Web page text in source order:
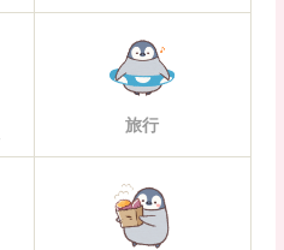
旅行